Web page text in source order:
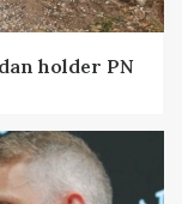
holder PN